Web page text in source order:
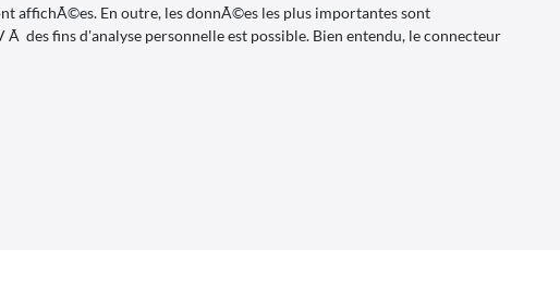
affichÃ©es. En outre, les donnÃ©es les plus importantes sont
des fins d'analyse personnelle est possible. Bien entendu, le connecteur